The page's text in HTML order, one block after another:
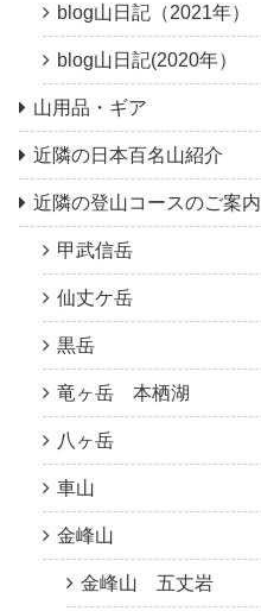
blog山日記（2021年）
blog山日記(2020年）
山用品・ギア
近隣の日本百名山紹介
近隣の登山コースのご案内
甲武信岳
仙丈ケ岳
黒岳
竜ヶ岳 本栖湖
八ヶ岳
車山
金峰山
金峰山 五丈岩